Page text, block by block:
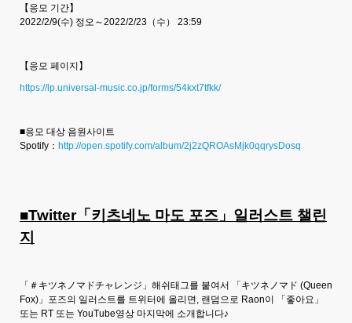
【응모 기간】
2022/2/9(수) 정오～2022/2/23（수） 23:59
【응모 페이지】
https://lp.universal-music.co.jp/forms/54kxt7tfkk/
■응모 대상 음원사이트
Spotify： http://open.spotify.com/album/2j2zQROAsMjk0qqrysDosq
■Twitter「키츠네노 마도 포즈」일러스트 챌린
지
「＃キツネノマドチャレンジ」해쉬태그를 붙여서 「キツネノマド (Queen
Fox)」포즈의 일러스트를 트위터에 올리면, 랜덤으로 Raon이 「좋아요」
또는 RT 또는 YouTube영상 마지막에 소개합니다♪